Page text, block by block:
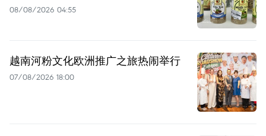
08/08/2026 04:55
越南河粉文化欧洲推广之旅热闹举行
07/08/2026 18:00